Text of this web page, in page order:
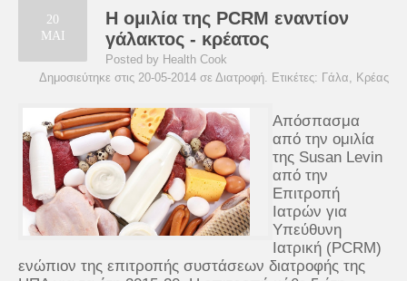
20
ΜΑΙ
Η ομιλία της PCRM εναντίον
γάλακτος - κρέατος
Posted by Health Cook
Δημοσιεύτηκε στις 20-05-2014 σε Διατροφή. Ετικέτες: Γάλα, Κρέας
Απόσπασμα
από την ομιλία
της Susan Levin
από την
Επιτροπή
Ιατρών για
Υπεύθυνη
Ιατρική (PCRM)
ενώπιον της επιτροπής συστάσεων διατροφής της